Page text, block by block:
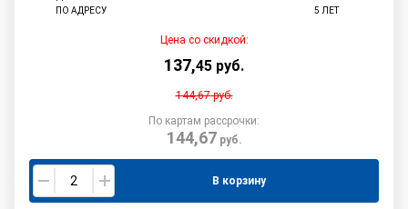
ПО АДРЕСУ
5 ЛЕТ
Цена со скидкой:
137,45 руб.
144,67руб.
По картам рассрочки:
144,67 руб.
В корзину